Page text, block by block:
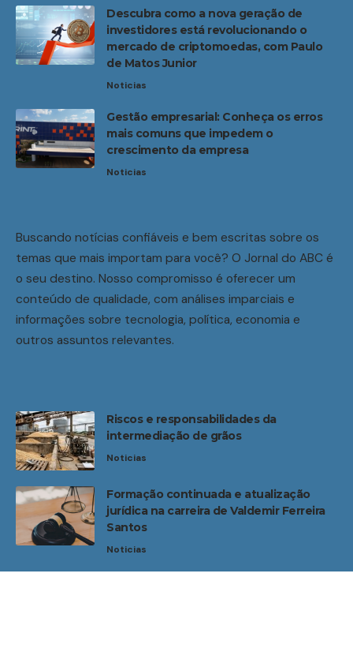
Descubra como a nova geração de
investidores está revolucionando o
mercado de criptomoedas, com Paulo
de Matos Junior
Noticias
Gestão empresarial: Conheça os erros
mais comuns que impedem o
crescimento da empresa
Noticias
Buscando notícias confiáveis e bem escritas sobre os
temas que mais importam para você? O Jornal do ABC é
o seu destino. Nosso compromisso é oferecer um
conteúdo de qualidade, com análises imparciais e
informações sobre tecnologia, política, economia e
outros assuntos relevantes.
Riscos e responsabilidades da
intermediação de grãos
Noticias
Formação continuada e atualização
jurídica na carreira de Valdemir Ferreira
Santos
Noticias